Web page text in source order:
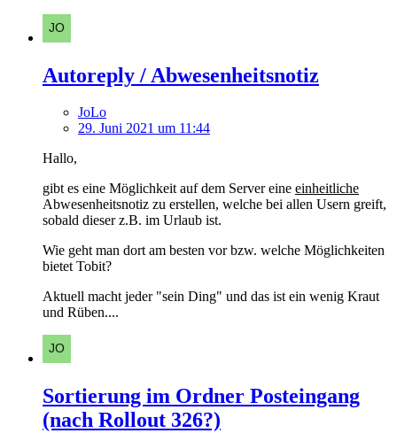
Autoreply / Abwesenheitsnotiz
JoLo
29. Juni 2021 um 11:44
Hallo,
gibt es eine Möglichkeit auf dem Server eine einheitliche
Abwesenheitsnotiz zu erstellen, welche bei allen Usern greift,
sobald dieser z.B. im Urlaub ist.
Wie geht man dort am besten vor bzw. welche Möglichkeiten
bietet Tobit?
Aktuell macht jeder "sein Ding" und das ist ein wenig Kraut
und Rüben....
Sortierung im Ordner Posteingang
(nach Rollout 326?)